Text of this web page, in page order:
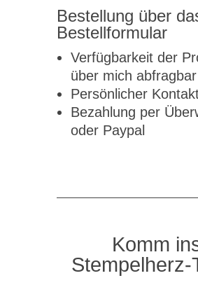
Bestellung über
Bestellformular
Verfügbarkeit der
über mich abfragbar
Persönlicher
Bezahlung per
oder Paypal
Komm
Stempelherz-